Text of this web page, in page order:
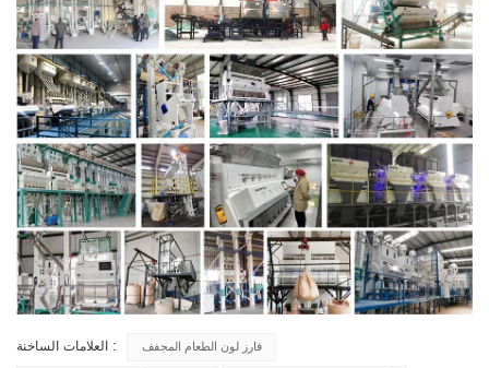
العلامات الساخنة :
فارز لون الطعام المجفف